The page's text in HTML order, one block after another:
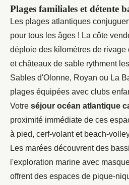
Plages familiales et détente
Les plages atlantiques
pour tous les âges ! La côte
déploie des kilomètres de
et châteaux de sable rythment
Sables d'Olonne, Royan ou La
plages équipées avec clubs
Votre séjour océan atlantique
proximité immédiate de ces
à pied, cerf-volant et beach-
Les marées découvrent des
l'exploration marine avec
offrent des espaces de pique-